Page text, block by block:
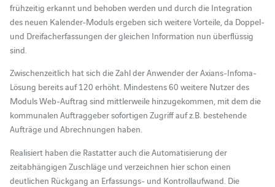
frühzeitig erkannt und behoben werden und durch die Integration
des neuen Kalender-Moduls ergeben sich weitere Vorteile, da Doppel-
und Dreifacherfassungen der gleichen Information nun überflüssig
sind.
Zwischenzeitlich hat sich die Zahl der Anwender der Axians-Infoma-
Lösung bereits auf 120 erhöht. Mindestens 60 weitere Nutzer des
Moduls Web-Auftrag sind mittlerweile hinzugekommen, mit dem die
kommunalen Auftraggeber sofortigen Zugriff auf z.B. bestehende
Aufträge und Abrechnungen haben.
Realisiert haben die Rastatter auch die Automatisierung der
zeitabhängigen Zuschläge und verzeichnen hier schon einen
deutlichen Rückgang an Erfassungs- und Kontrollaufwand. Die